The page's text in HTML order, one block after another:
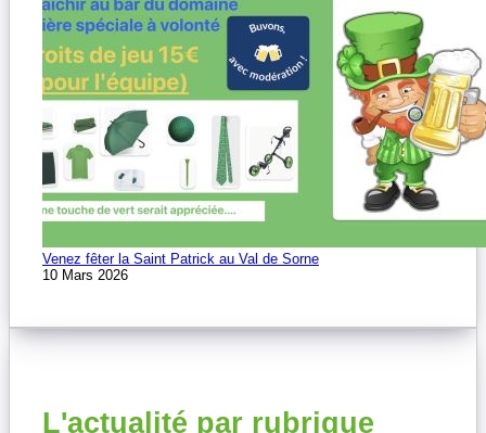
Venez fêter la Saint Patrick au Val de Sorne
10 Mars 2026
L'actualité par rubrique